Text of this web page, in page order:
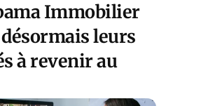
Immobilier
leurs
à revenir au